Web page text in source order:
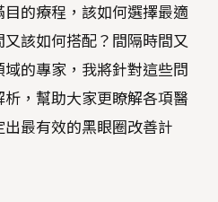
的療程，該如何選擇最適
該如何搭配？間隔時間又
的專家，我將針對這些問
，幫助大家更瞭解各項醫
最有效的黑眼圈改善計